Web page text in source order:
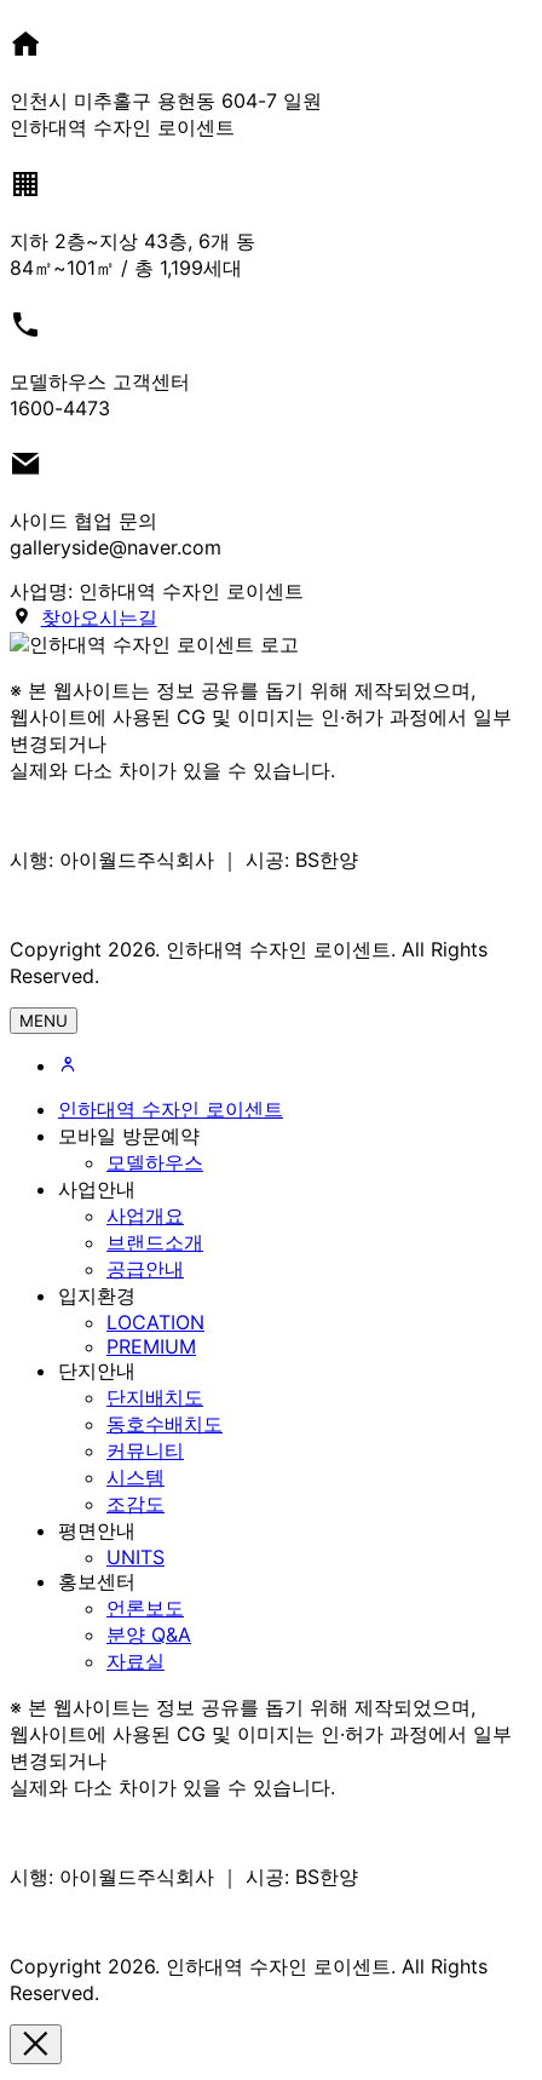
인천시 미추홀구 용현동 604-7 일원
인하대역 수자인 로이센트
지하 2층~지상 43층, 6개 동
84㎡~101㎡ / 총 1,199세대
모델하우스 고객센터
1600-4473
사이드 협업 문의
galleryside@naver.com
사업명: 인하대역 수자인 로이센트
찾아오시는길
※ 본 웹사이트는 정보 공유를 돕기 위해 제작되었으며,
웹사이트에 사용된 CG 및 이미지는 인·허가 과정에서 일부
변경되거나
실제와 다소 차이가 있을 수 있습니다.
시행: 아이월드주식회사 ｜ 시공: BS한양
Copyright 2026. 인하대역 수자인 로이센트. All Rights
Reserved.
MENU
인하대역 수자인 로이센트
모바일 방문예약
모델하우스
사업안내
사업개요
브랜드소개
공급안내
입지환경
LOCATION
PREMIUM
단지안내
단지배치도
동호수배치도
커뮤니티
시스템
조감도
평면안내
UNITS
홍보센터
언론보도
분양 Q&A
자료실
※ 본 웹사이트는 정보 공유를 돕기 위해 제작되었으며,
웹사이트에 사용된 CG 및 이미지는 인·허가 과정에서 일부
변경되거나
실제와 다소 차이가 있을 수 있습니다.
시행: 아이월드주식회사 ｜ 시공: BS한양
Copyright 2026. 인하대역 수자인 로이센트. All Rights
Reserved.